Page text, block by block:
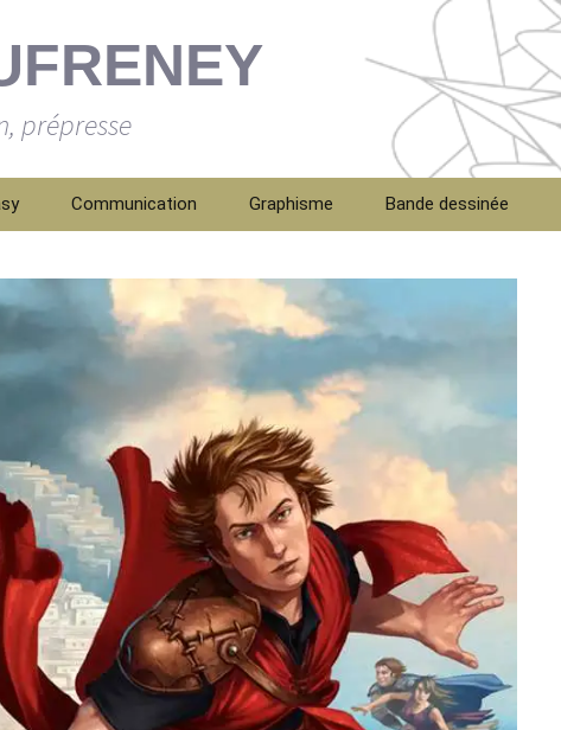
prépresse
Communication Graphisme Bande dessinée